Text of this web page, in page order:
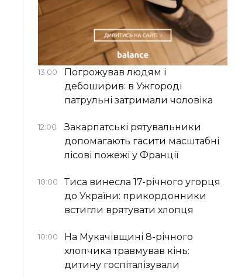
13:00
Погрожував людям і
дебоширив: в Ужгороді
патрульні затримали чоловіка
12:00
Закарпатські рятувальники
допомагають гасити масштабні
лісові пожежі у Франції
10:00
Тиса винесла 17-річного угорця
до України: прикордонники
встигли врятувати хлопця
10:00
На Мукачівщині 8-річного
хлопчика травмував кінь:
дитину госпіталізували